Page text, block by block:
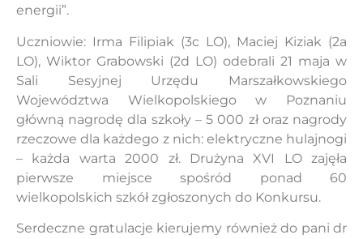
energii”.
Uczniowie: Irma Filipiak (3c LO), Maciej Kiziak (2a
LO), Wiktor Grabowski (2d LO) odebrali 21 maja w
Sali Sesyjnej Urzędu Marszałkowskiego
Województwa Wielkopolskiego w Poznaniu
główną nagrodę dla szkoły – 5 000 zł oraz nagrody
rzeczowe dla każdego z nich: elektryczne hulajnogi
– każda warta 2000 zł. Drużyna XVI LO zajęła
pierwsze miejsce spośród ponad 60
wielkopolskich szkół zgłoszonych do Konkursu.
Serdeczne gratulacje kierujemy również do pani dr